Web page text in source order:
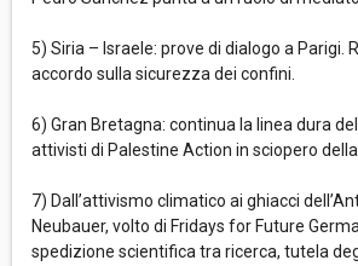
5) Siria – Israele: prove di dialogo a Parigi.
accordo sulla sicurezza dei confini.
6) Gran Bretagna: continua la linea dura
attivisti di Palestine Action in sciopero
7) Dall’attivismo climatico ai ghiacci
Neubauer, volto di Fridays for Future
spedizione scientifica tra ricerca, tutela